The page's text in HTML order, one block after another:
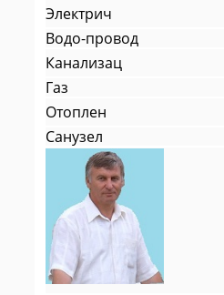
Электрич
Водо-провод
Канализац
Газ
Отоплен
Санузел